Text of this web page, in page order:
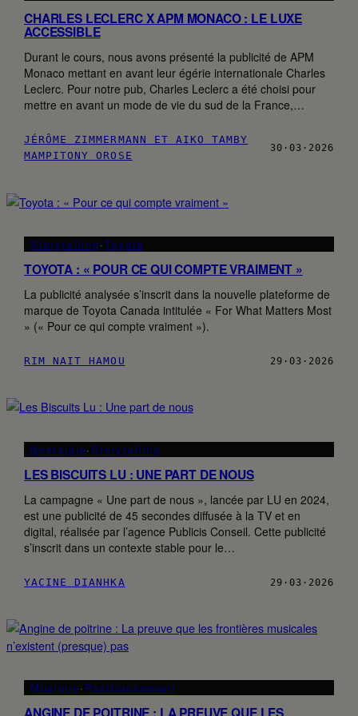
CHARLES LECLERC X APM MONACO : LE LUXE
ACCESSIBLE
Durant le cours, nous avons présenté la publicité de APM
Monaco mettant en avant leur égérie internationale Charles
Leclerc. Pour notre pub, Charles Leclerc a été choisi pour
mettre en avant un mode de vie du sud de la France,…
JÉRÔME ZIMMERMANN ET AIKO TAMBY
MAMPITONY OROSE
30·03·2026
Storytelling·Toyota
TOYOTA : « POUR CE QUI COMPTE VRAIMENT »
La publicité analysée s’inscrit dans la nouvelle plateforme de
marque de Toyota Canada intitulée « For What Matters Most
» (« Pour ce qui compte vraiment »).
RIM NAIT HAMOU 29·03·2026
Nostalgie·Storytelling
LES BISCUITS LU : UNE PART DE NOUS
La campagne « Une part de nous », lancée par LU en 2024,
est une publicité de 45 secondes diffusée à la TV et en
digital, réalisée par l’agence Publicis Conseil. Cette publicité
s’inscrit dans un contexte stable pour le…
YACINE DIANHKA 29·03·2026
Musique· Positionnement